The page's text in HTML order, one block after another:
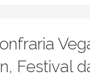
Festival